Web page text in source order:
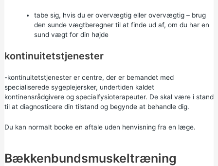
tabe sig, hvis du er overvægtig eller overvægtig – brug
den sunde vægtberegnertil at finde ud af, om du har en
sund vægt for din højde
kontinuitetstjenester
-kontinuitetstjenester er centre, der er bemandet med
specialiserede sygeplejersker, undertiden kaldet
kontinensrådgivere og specialfysioterapeuter. De skal være i stand
til at diagnosticere din tilstand og begynde at behandle dig.
Du kan normalt booke en aftale uden henvisning fra en læge.
Bækkenbundsmuskeltræning